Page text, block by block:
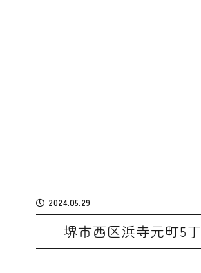
2024.05.29
堺市西区浜寺元町5丁